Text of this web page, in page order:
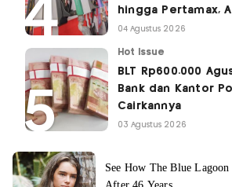
hingga Pertamax,
04 Agustus 2026
Hot Issue
BLT Rp600.000
Bank dan Kantor
Cairkannya
03 Agustus 2026